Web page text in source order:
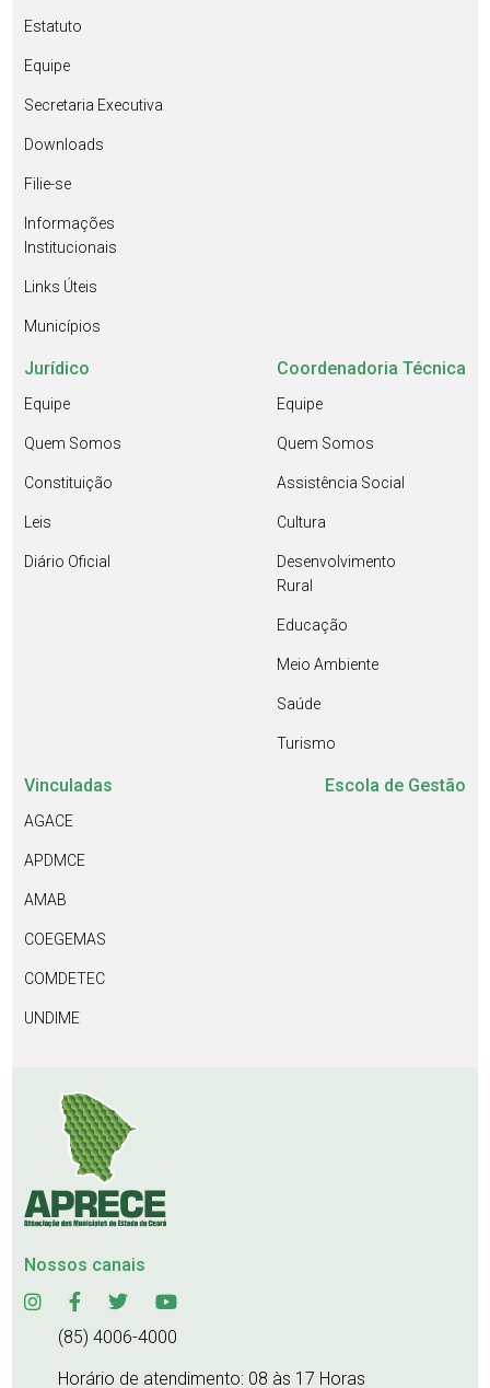
Estatuto
Equipe
Secretaria Executiva
Downloads
Filie-se
Informações
Institucionais
Links Úteis
Municípios
Jurídico
Equipe
Quem Somos
Constituição
Leis
Diário Oficial
Coordenadoria Técnica
Equipe
Quem Somos
Assistência Social
Cultura
Desenvolvimento
Rural
Educação
Meio Ambiente
Saúde
Turismo
Vinculadas
AGACE
APDMCE
AMAB
COEGEMAS
COMDETEC
UNDIME
Escola de Gestão
Nossos canais
(85) 4006-4000
Horário de atendimento: 08 às 17 Horas